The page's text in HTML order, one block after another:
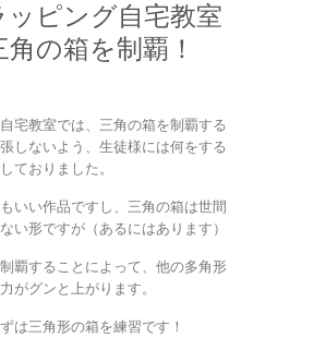
ッピング自宅教室
角の箱を制覇！
宅教室では、三角の箱を制覇する
しないよう、生徒様には何をする
ておりました。
いい作品ですし、三角の箱は世間
い形ですが（あるにはあります）
覇することによって、他の多角形
がグンと上がります。
は三角形の箱を練習です！